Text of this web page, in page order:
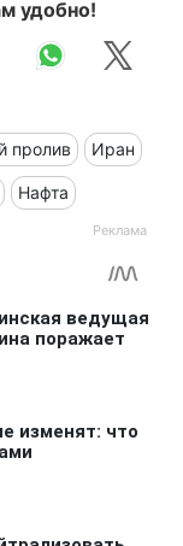
удобно!
пролив Иран
Нафта